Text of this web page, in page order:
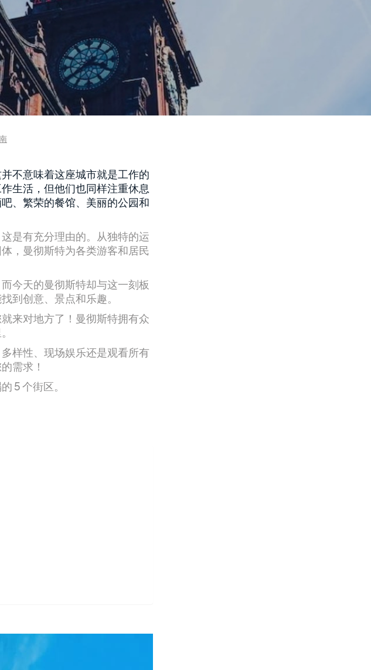
不意味着这座城市就是工作的
生活，但他们也同样注重休息
、繁荣的餐馆、美丽的公园和
是有充分理由的。从独特的运
，曼彻斯特为各类游客和居民
今天的曼彻斯特却与这一刻板
到创意、景点和乐趣。
来对地方了！曼彻斯特拥有众
样性、现场娱乐还是观看所有
需求！
5 个街区。